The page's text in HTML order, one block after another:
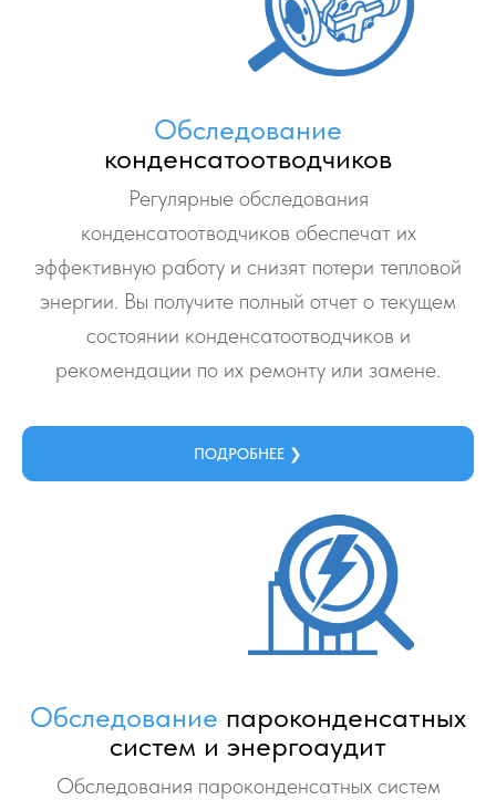
Обследование
конденсатоотводчиков
Регулярные обследования
конденсатоотводчиков обеспечат их
эффективную работу и снизят потери тепловой
энергии. Вы получите полный отчет о текущем
состоянии конденсатоотводчиков и
рекомендации по их ремонту или замене.
ПОДРОБНЕЕ ❯
Обследование пароконденсатных
систем и энергоаудит
Обследования пароконденсатных систем